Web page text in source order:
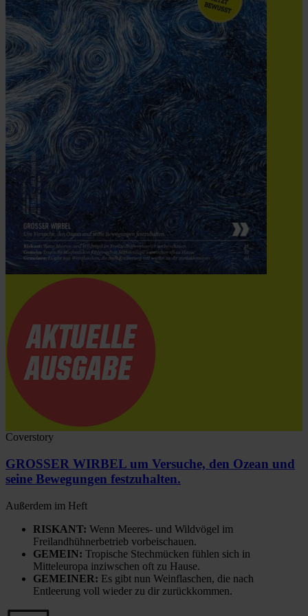
Coverstory
GROSSER WIRBEL um Versuche, den Ozean und
seine Bewegungen festzuhalten.
Außerdem im Heft
RISKANT: Wenn Meeres- und Wildvögel im
Freilandhühnerbetrieb vorbeischauen.
GEMEIN: Tropische Stechmücken fühlen sich in
Mitteleuropa inziwschen oft zu Hause.
GEMEINER: Es gibt nun Weinflaschen, die nach
Entleerung voll wieder zu dir zurückkommen.